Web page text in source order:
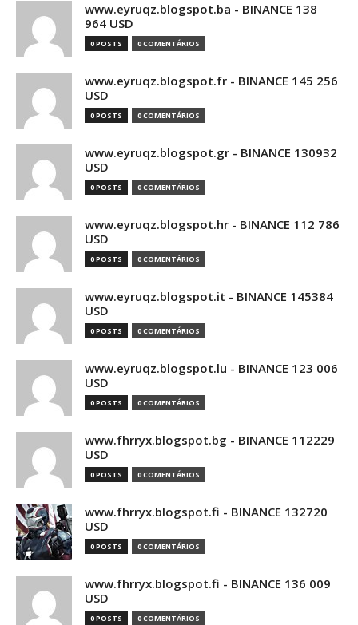
www.eyruqz.blogspot.ba - BINANCE 138
964 USD
0 POSTS 0 COMENTÁRIOS
www.eyruqz.blogspot.fr - BINANCE 145 256
USD
0 POSTS 0 COMENTÁRIOS
www.eyruqz.blogspot.gr - BINANCE 130932
USD
0 POSTS 0 COMENTÁRIOS
www.eyruqz.blogspot.hr - BINANCE 112 786
USD
0 POSTS 0 COMENTÁRIOS
www.eyruqz.blogspot.it - BINANCE 145384
USD
0 POSTS 0 COMENTÁRIOS
www.eyruqz.blogspot.lu - BINANCE 123 006
USD
0 POSTS 0 COMENTÁRIOS
www.fhrryx.blogspot.bg - BINANCE 112229
USD
0 POSTS 0 COMENTÁRIOS
www.fhrryx.blogspot.fi - BINANCE 132720
USD
0 POSTS 0 COMENTÁRIOS
www.fhrryx.blogspot.fi - BINANCE 136 009
USD
0 POSTS 0 COMENTÁRIOS